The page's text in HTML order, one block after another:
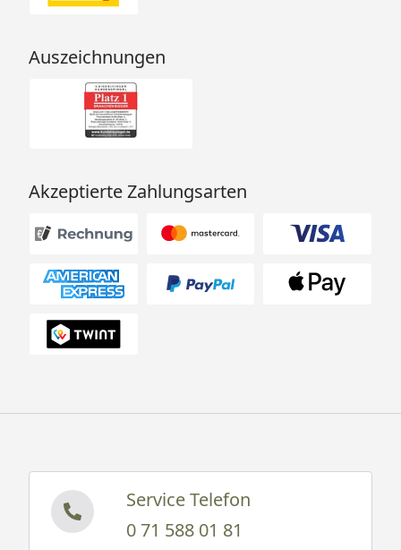
Auszeichnungen
Akzeptierte Zahlungsarten
Service Telefon
0 71 588 01 81